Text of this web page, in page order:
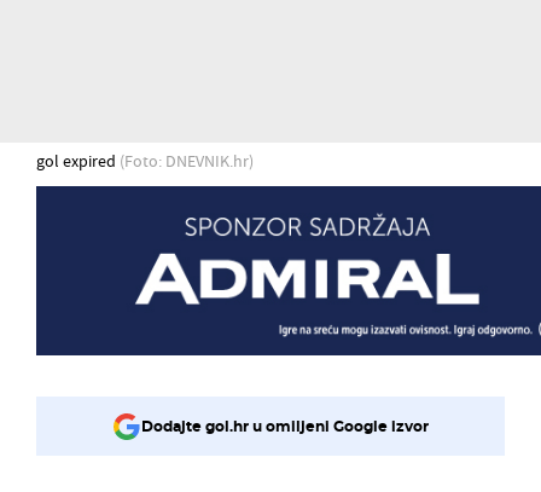
gol expired (Foto: DNEVNIK.hr)
Dodajte gol.hr u omiljeni Google izvor